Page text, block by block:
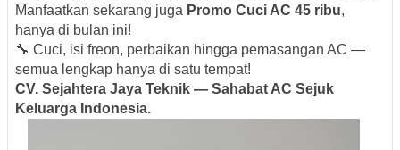
Manfaatkan sekarang juga Promo Cuci AC 45 ribu,
hanya di bulan ini!
🔧 Cuci, isi freon, perbaikan hingga pemasangan AC —
semua lengkap hanya di satu tempat!
CV. Sejahtera Jaya Teknik — Sahabat AC Sejuk
Keluarga Indonesia.